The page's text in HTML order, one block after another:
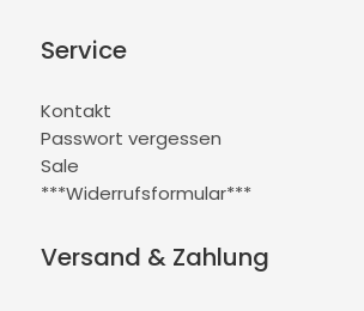
Service
Kontakt
Passwort vergessen
Sale
***Widerrufsformular***
Versand & Zahlung